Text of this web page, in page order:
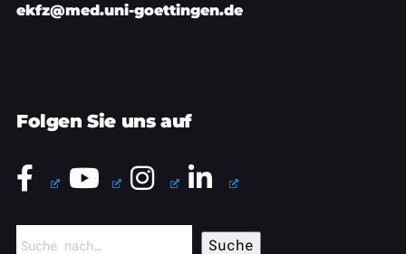
ekfz@med.uni-goettingen.de
Folgen Sie uns auf
Suchen
nach: